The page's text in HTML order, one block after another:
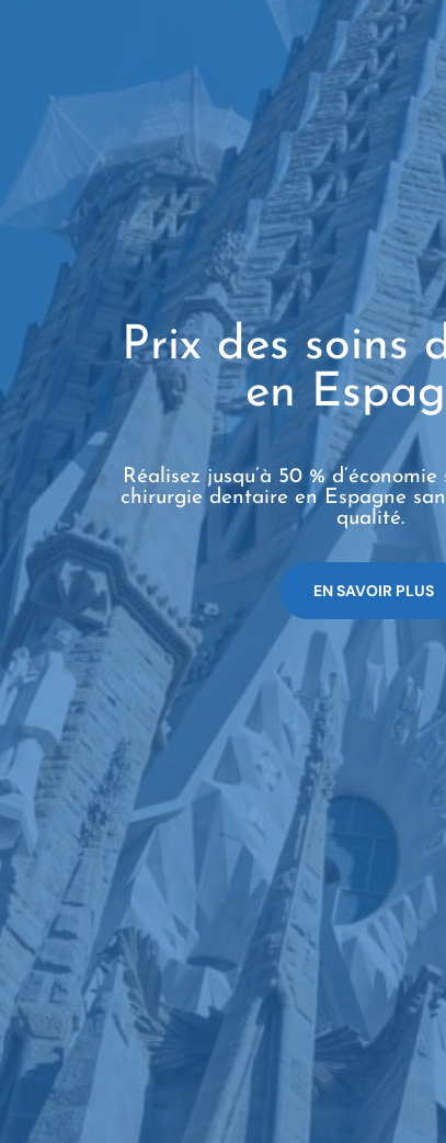
Prix des soins
en
Réalisez jusqu’à 50 %
chirurgie dentaire en Espagne
qualité.
EN SAVOIR PLUS